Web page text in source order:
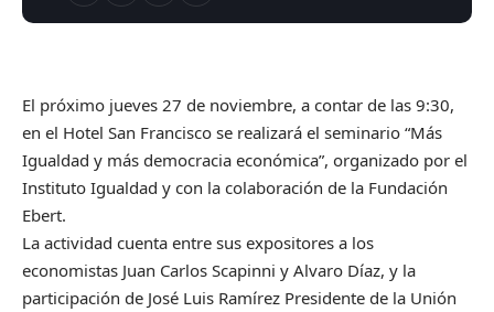
El próximo jueves 27 de noviembre, a contar de las 9:30,
en el Hotel San Francisco se realizará el seminario “Más
Igualdad y más democracia económica”, organizado por el
Instituto Igualdad y con la colaboración de la Fundación
Ebert.
La actividad cuenta entre sus expositores a los
economistas Juan Carlos Scapinni y Alvaro Díaz, y la
participación de José Luis Ramírez Presidente de la Unión